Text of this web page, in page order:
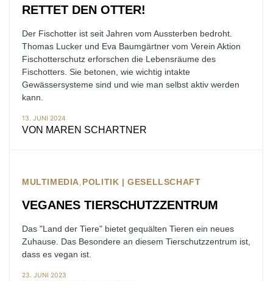
RETTET DEN OTTER!
Der Fischotter ist seit Jahren vom Aussterben bedroht.
Thomas Lucker und Eva Baumgärtner vom Verein Aktion
Fischotterschutz erforschen die Lebensräume des
Fischotters. Sie betonen, wie wichtig intakte
Gewässersysteme sind und wie man selbst aktiv werden
kann.
13. JUNI 2024
VON MAREN SCHARTNER
MULTIMEDIA POLITIK | GESELLSCHAFT
VEGANES TIERSCHUTZZENTRUM
Das "Land der Tiere" bietet gequälten Tieren ein neues
Zuhause. Das Besondere an diesem Tierschutzzentrum ist,
dass es vegan ist.
23. JUNI 2023